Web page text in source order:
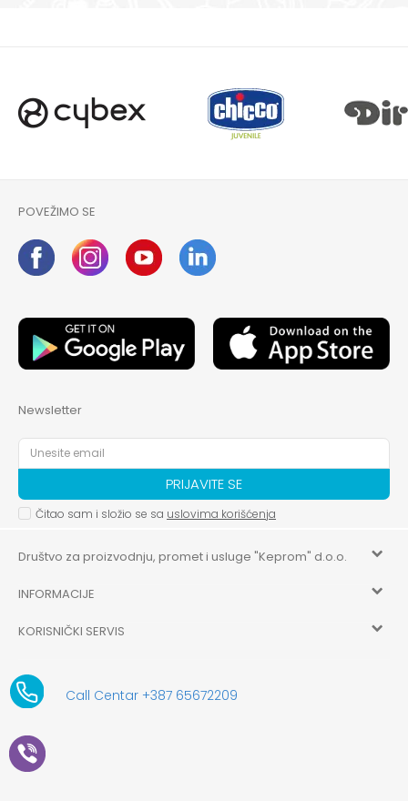
POVEŽIMO SE
Newsletter
PRIJAVITE SE
Čitao sam i složio se sa uslovima korišćenja
Društvo za proizvodnju, promet i usluge "Keprom" d.o.o.
HILANDARSKA 32, ISTOČNO NOVO SARAJEVO, ISTOČNO
aksaonlinebih@aksabih.ba
5514802214205743
61-01-0052-11
11079253
INFORMACIJE
Zaposlenje
Saradnja
KORISNIČKI SERVIS
Uslovi korišćenja i prodaje
Kako kupiti
Call Centar +387 65672209